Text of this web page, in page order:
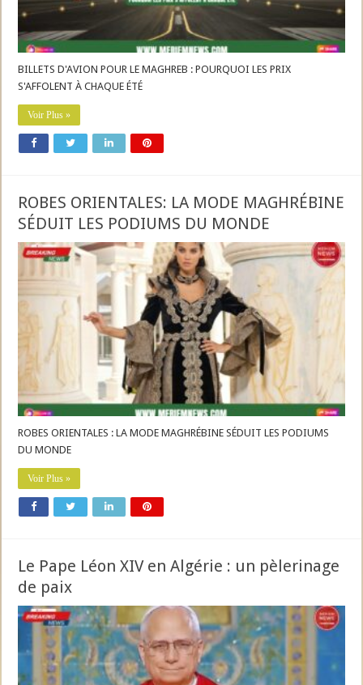
BILLETS D'AVION POUR LE MAGHREB : POURQUOI LES PRIX
S'AFFOLENT À CHAQUE ÉTÉ
Voir Plus »
ROBES ORIENTALES: LA MODE MAGHRÉBINE
SÉDUIT LES PODIUMS DU MONDE
ROBES ORIENTALES : LA MODE MAGHRÉBINE SÉDUIT LES PODIUMS
DU MONDE
Voir Plus »
Le Pape Léon XIV en Algérie : un pèlerinage
de paix